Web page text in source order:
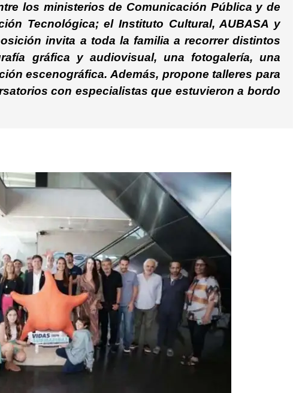
los ministerios de Comunicación Pública y de
Tecnológica; el Instituto Cultural, AUBASA y
invita a toda la familia a recorrer distintos
gráfica y audiovisual, una fotogalería, una
escenográfica. Además, propone talleres para
con especialistas que estuvieron a bordo